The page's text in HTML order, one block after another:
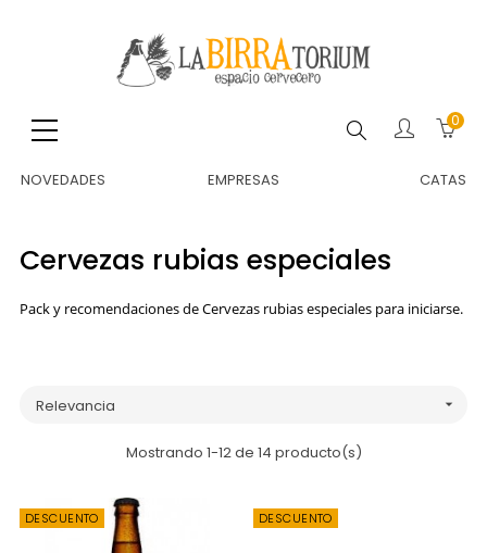
Buscar 0
NOVEDADES EMPRESAS CATAS
Cervezas rubias especiales
Pack y recomendaciones de Cervezas rubias especiales para iniciarse.
Relevancia 
Mostrando 1-12 de 14 producto(s)
DESCUENTO DESCUENTO